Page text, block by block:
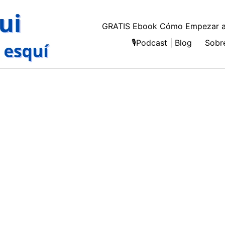
GRATIS Ebook Cómo Empezar
🎙️Podcast | Blog